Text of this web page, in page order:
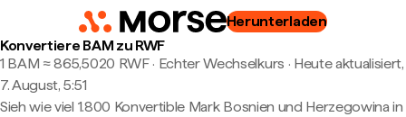
Herunterladen
Konvertiere BAM zu RWF
1 BAM ≈ 865,5020 RWF · Echter Wechselkurs · Heute aktualisiert,
7. August, 5:51
Sieh wie viel 1.800 Konvertible Mark Bosnien und Herzegowina in